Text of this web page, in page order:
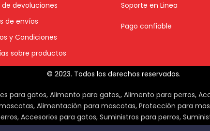
devoluciones
de envíos
y Condiciones
sobre productos
Soporte en Linea
Pago confiable
© 2023. Todos los derechos reservados.
para gatos, Alimento para gatos,, Alimento para perros,
Alimentación para mascotas, Protección para
Accesorios para gatos, Suministros para perros,